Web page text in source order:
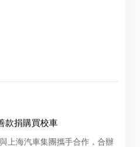
款捐購買校車
上海汽車集團攜手合作，合辦